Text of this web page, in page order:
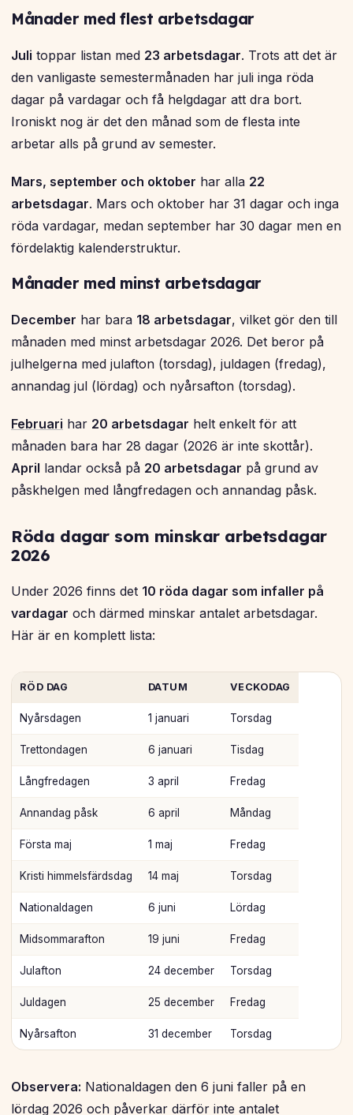
Månader med flest arbetsdagar
Juli toppar listan med 23 arbetsdagar. Trots att det är
den vanligaste semestermånaden har juli inga röda
dagar på vardagar och få helgdagar att dra bort.
Ironiskt nog är det den månad som de flesta inte
arbetar alls på grund av semester.
Mars, september och oktober har alla 22
arbetsdagar. Mars och oktober har 31 dagar och inga
röda vardagar, medan september har 30 dagar men en
fördelaktig kalenderstruktur.
Månader med minst arbetsdagar
December har bara 18 arbetsdagar, vilket gör den till
månaden med minst arbetsdagar 2026. Det beror på
julhelgerna med julafton (torsdag), juldagen (fredag),
annandag jul (lördag) och nyårsafton (torsdag).
Februari har 20 arbetsdagar helt enkelt för att
månaden bara har 28 dagar (2026 är inte skottår).
April landar också på 20 arbetsdagar på grund av
påskhelgen med långfredagen och annandag påsk.
Röda dagar som minskar arbetsdagar
2026
Under 2026 finns det 10 röda dagar som infaller på
vardagar och därmed minskar antalet arbetsdagar.
Här är en komplett lista:
RÖD DAG DATUM VECKODAG
Nyårsdagen 1 januari Torsdag
Trettondagen 6 januari Tisdag
Långfredagen 3 april Fredag
Annandag påsk 6 april Måndag
Första maj 1 maj Fredag
Kristi himmelsfärdsdag 14 maj Torsdag
Nationaldagen 6 juni Lördag
Midsommarafton 19 juni Fredag
Julafton 24 december Torsdag
Juldagen 25 december Fredag
Nyårsafton 31 december Torsdag
Observera: Nationaldagen den 6 juni faller på en
lördag 2026 och påverkar därför inte antalet